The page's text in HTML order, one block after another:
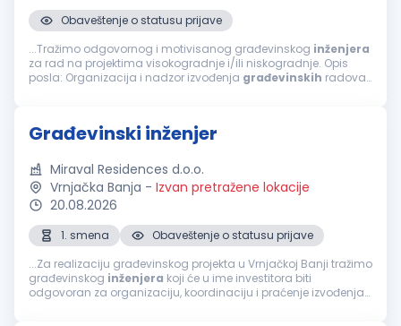
Obaveštenje o statusu prijave
...Tražimo odgovornog i motivisanog građevinskog inženjera
za rad na projektima visokogradnje i/ili niskogradnje. Opis
posla: Organizacija i nadzor izvođenja građevinskih radova.
Građevinski inženjer
Miraval Residences d.o.o.
Vrnjačka Banja - Izvan pretražene lokacije
20.08.2026
1. smena
Obaveštenje o statusu prijave
...Za realizaciju građevinskog projekta u Vrnjačkoj Banji tražimo
građevinskog inženjera koji će u ime investitora biti
odgovoran za organizaciju, koordinaciju i praćenje izvođenja